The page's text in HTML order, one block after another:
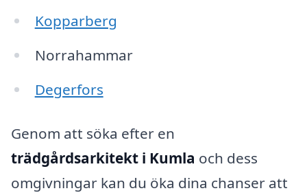
Kopparberg
Norrahammar
Degerfors
Genom att söka efter en
trädgårdsarkitekt i Kumla och dess
omgivningar kan du öka dina chanser att